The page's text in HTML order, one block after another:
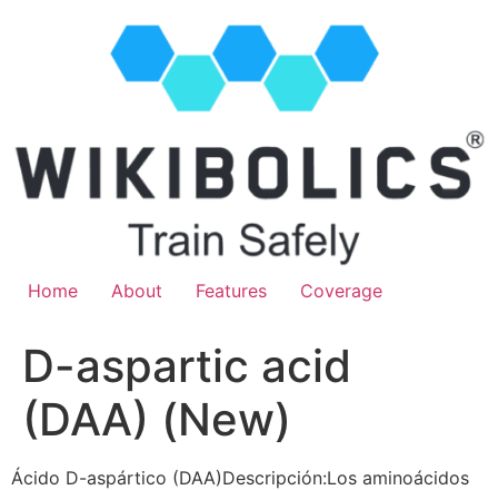
Home About Features Coverage
D-aspartic acid
(DAA) (New)
Ácido D-aspártico (DAA)Descripción:Los aminoácidos